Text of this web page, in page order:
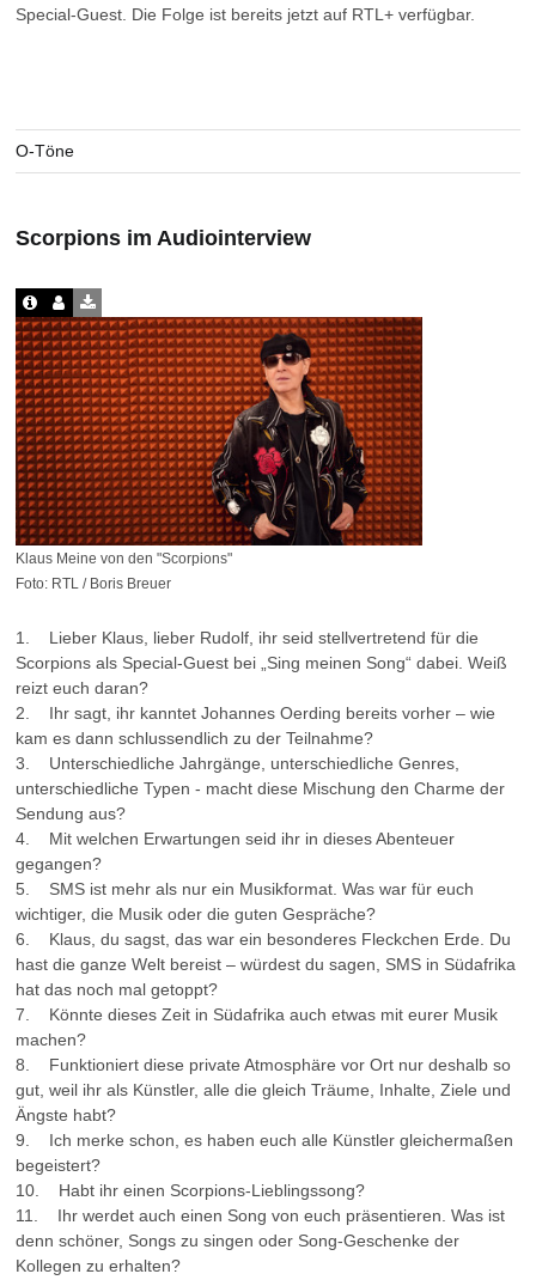
Special-Guest. Die Folge ist bereits jetzt auf RTL+ verfügbar.
O-Töne
Scorpions im Audiointerview
Klaus Meine von den "Scorpions"
Foto: RTL / Boris Breuer
1. Lieber Klaus, lieber Rudolf, ihr seid stellvertretend für die
Scorpions als Special-Guest bei „Sing meinen Song“ dabei. Weiß
reizt euch daran?
2. Ihr sagt, ihr kanntet Johannes Oerding bereits vorher – wie
kam es dann schlussendlich zu der Teilnahme?
3. Unterschiedliche Jahrgänge, unterschiedliche Genres,
unterschiedliche Typen - macht diese Mischung den Charme der
Sendung aus?
4. Mit welchen Erwartungen seid ihr in dieses Abenteuer
gegangen?
5. SMS ist mehr als nur ein Musikformat. Was war für euch
wichtiger, die Musik oder die guten Gespräche?
6. Klaus, du sagst, das war ein besonderes Fleckchen Erde. Du
hast die ganze Welt bereist – würdest du sagen, SMS in Südafrika
hat das noch mal getoppt?
7. Könnte dieses Zeit in Südafrika auch etwas mit eurer Musik
machen?
8. Funktioniert diese private Atmosphäre vor Ort nur deshalb so
gut, weil ihr als Künstler, alle die gleich Träume, Inhalte, Ziele und
Ängste habt?
9. Ich merke schon, es haben euch alle Künstler gleichermaßen
begeistert?
10. Habt ihr einen Scorpions-Lieblingssong?
11. Ihr werdet auch einen Song von euch präsentieren. Was ist
denn schöner, Songs zu singen oder Song-Geschenke der
Kollegen zu erhalten?